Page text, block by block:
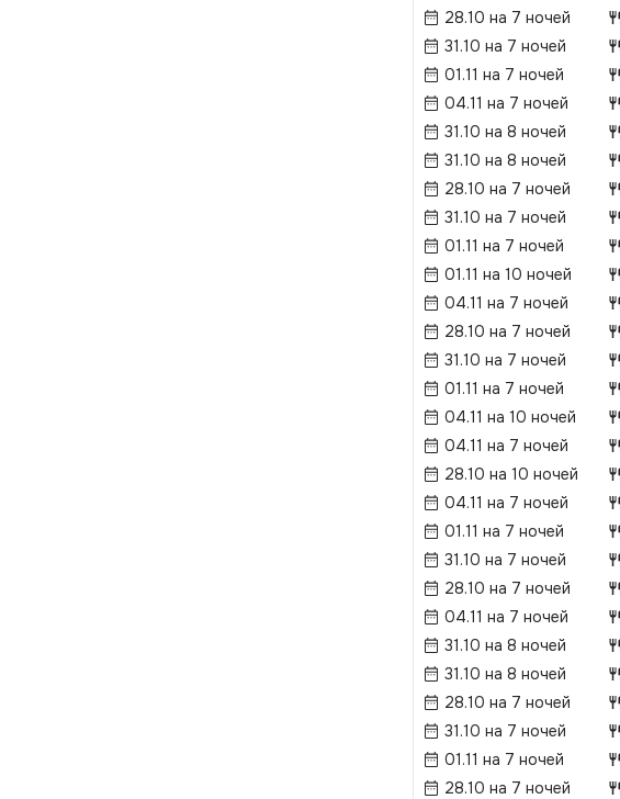
28.10 на 7 ночей
31.10 на 7 ночей
01.11 на 7 ночей
04.11 на 7 ночей
31.10 на 8 ночей
31.10 на 8 ночей
28.10 на 7 ночей
31.10 на 7 ночей
01.11 на 7 ночей
01.11 на 10 ночей
04.11 на 7 ночей
28.10 на 7 ночей
31.10 на 7 ночей
01.11 на 7 ночей
04.11 на 10 ночей
04.11 на 7 ночей
28.10 на 10 ночей
04.11 на 7 ночей
01.11 на 7 ночей
31.10 на 7 ночей
28.10 на 7 ночей
04.11 на 7 ночей
31.10 на 8 ночей
31.10 на 8 ночей
28.10 на 7 ночей
31.10 на 7 ночей
01.11 на 7 ночей
28.10 на 7 ночей